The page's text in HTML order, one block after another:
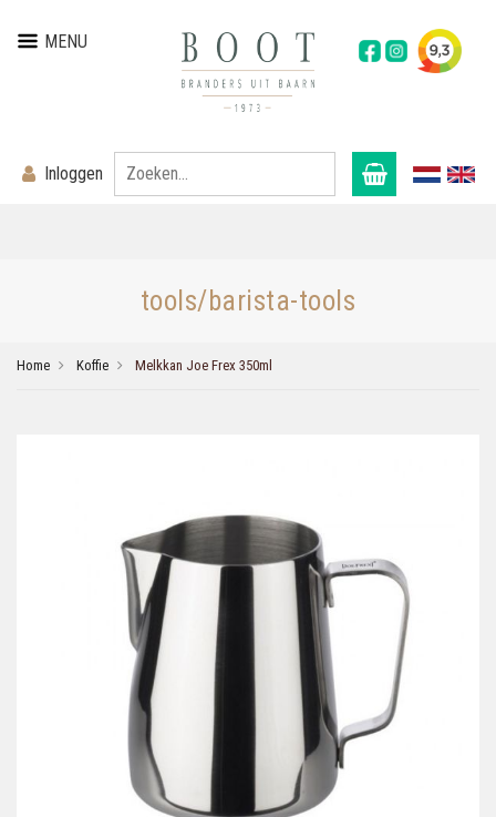
MENU
Inloggen
tools/barista-tools
Home Koffie Melkkan Joe Frex 350ml